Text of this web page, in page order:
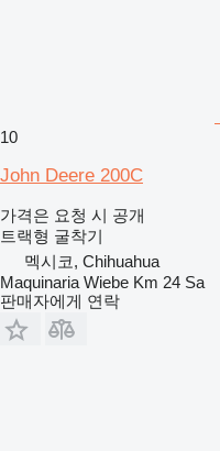
10
John Deere 200C
가격은 요청 시 공개
트랙형 굴착기
멕시코, Chihuahua
Maquinaria Wiebe Km 24 Sa
판매자에게 연락